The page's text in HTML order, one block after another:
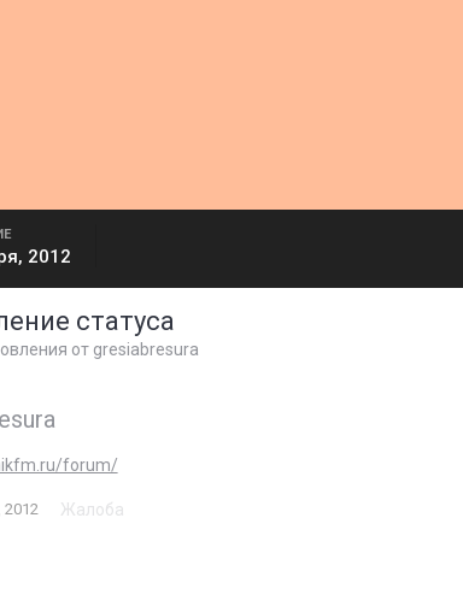
2012
статуса
от gresiabresura
forum/
2012 Жалоба